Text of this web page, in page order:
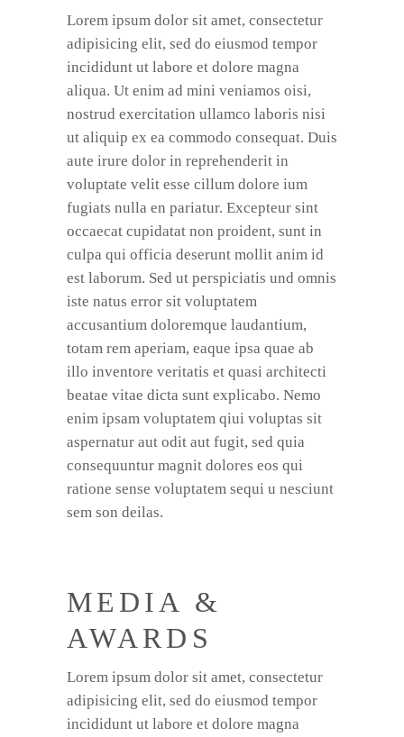
Lorem ipsum dolor sit amet, consectetur
adipisicing elit, sed do eiusmod tempor
incididunt ut labore et dolore magna
aliqua. Ut enim ad mini veniamos oisi,
nostrud exercitation ullamco laboris nisi
ut aliquip ex ea commodo consequat. Duis
aute irure dolor in reprehenderit in
voluptate velit esse cillum dolore ium
fugiats nulla en pariatur. Excepteur sint
occaecat cupidatat non proident, sunt in
culpa qui officia deserunt mollit anim id
est laborum. Sed ut perspiciatis und omnis
iste natus error sit voluptatem
accusantium doloremque laudantium,
totam rem aperiam, eaque ipsa quae ab
illo inventore veritatis et quasi architecti
beatae vitae dicta sunt explicabo. Nemo
enim ipsam voluptatem qiui voluptas sit
aspernatur aut odit aut fugit, sed quia
consequuntur magnit dolores eos qui
ratione sense voluptatem sequi u nesciunt
sem son deilas.
MEDIA &
AWARDS
Lorem ipsum dolor sit amet, consectetur
adipisicing elit, sed do eiusmod tempor
incididunt ut labore et dolore magna